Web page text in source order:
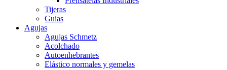
Tijeras
Guias
Agujas
Agujas Schmetz
Acolchado
Autoenhebrantes
Elástico normales y gemelas